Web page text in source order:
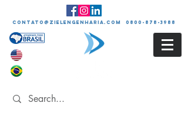
contato@zielengenharia.com 0800-878-3988